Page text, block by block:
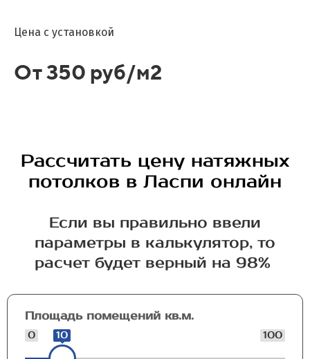
Цена с установкой
От 350 руб/м2
Рассчитать цену натяжных
потолков в Ласпи онлайн
Если вы правильно ввели
параметры в калькулятор, то
расчет будет верный на 98%
Площадь помещений кв.м.
0 100
10